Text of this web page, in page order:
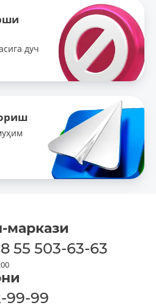
дуч
маркази
55 503-63-63
99-99